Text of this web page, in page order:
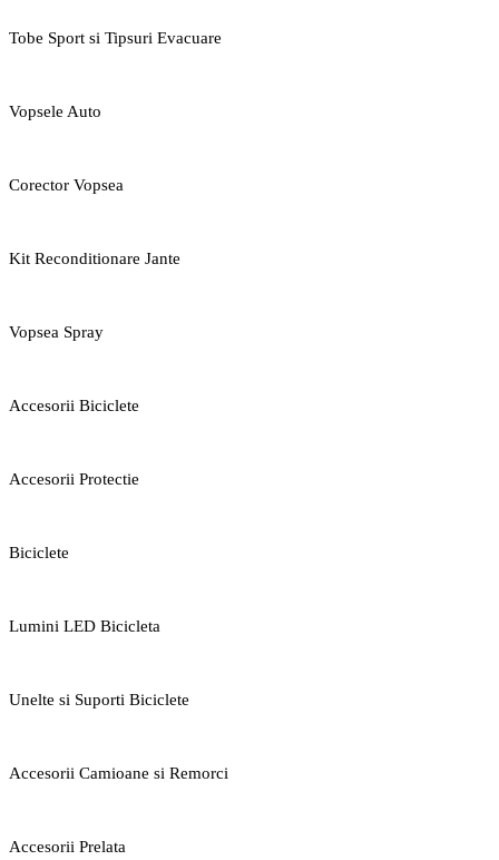
Tobe Sport si Tipsuri Evacuare
Vopsele Auto
Corector Vopsea
Kit Reconditionare Jante
Vopsea Spray
Accesorii Biciclete
Accesorii Protectie
Biciclete
Lumini LED Bicicleta
Unelte si Suporti Biciclete
Accesorii Camioane si Remorci
Accesorii Prelata